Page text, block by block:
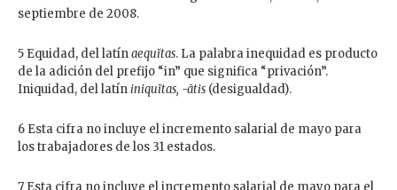
septiembre de 2008.
5 Equidad, del latínaequĭtas. La palabra inequidad es producto
de la adición del prefijo “in” que significa “privación”.
Iniquidad, del latíniniquĭtas, -ātis (desigualdad).
6 Esta cifra no incluye el incremento salarial de mayo para
los trabajadores de los 31 estados.
7 Esta cifra no incluye el incremento salarial de mayo para el